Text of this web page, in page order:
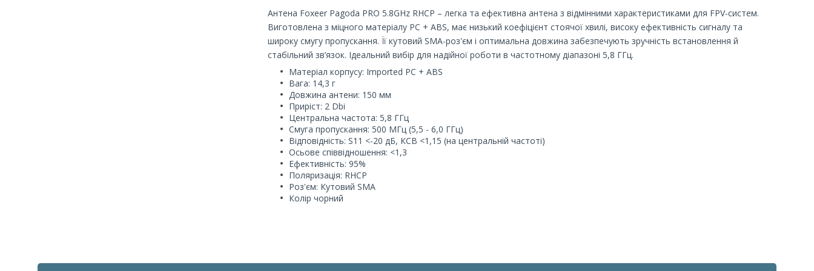
Антена Foxeer Pagoda PRO 5.8GHz RHCP – легка та ефективна антена з відмінними характеристиками для FPV-систем.
Виготовлена з міцного матеріалу PC + ABS, має низький коефіцієнт стоячої хвилі, високу ефективність сигналу та
широку смугу пропускання. Її кутовий SMA-роз'єм і оптимальна довжина забезпечують зручність встановлення й
стабільний зв’язок. Ідеальний вибір для надійної роботи в частотному діапазоні 5,8 ГГц.
Матеріал корпусу: Imported PC + ABS
Вага: 14,3 г
Довжина антени: 150 мм
Приріст: 2 Dbi
Центральна частота: 5,8 ГГц
Смуга пропускання: 500 МГц (5,5 - 6,0 ГГц)
Відповідність: S11 <-20 дБ, КСВ <1,15 (на центральній частоті)
Осьове співвідношення: <1,3
Ефективність: 95%
Поляризація: RHCP
Роз'єм: Кутовий SMA
Колір чорний